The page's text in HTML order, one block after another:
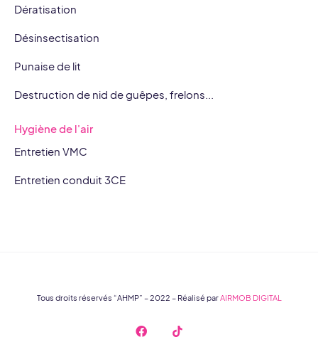
Dératisation
Désinsectisation
Punaise de lit
Destruction de nid de guêpes, frelons...
Hygiène de l'air
Entretien VMC
Entretien conduit 3CE
Tous droits réservés “AHMP” – 2022 – Réalisé parAIRMOB DIGITAL
F
a